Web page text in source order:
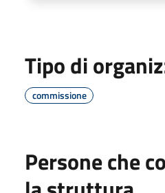
Tipo di
commissione
Persone che